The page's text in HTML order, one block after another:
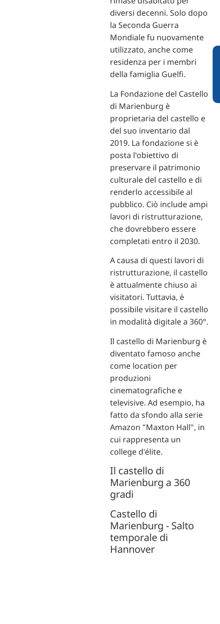
diversi decenni. Solo dopo
la Seconda Guerra
Mondiale fu nuovamente
utilizzato, anche come
residenza per i membri
della famiglia Guelfi.
La Fondazione del Castello
di Marienburg è
proprietaria del castello e
del suo inventario dal
2019. La fondazione si è
posta l'obiettivo di
preservare il patrimonio
culturale del castello e di
renderlo accessibile al
pubblico. Ciò include ampi
lavori di ristrutturazione,
che dovrebbero essere
completati entro il 2030.
A causa di questi lavori di
ristrutturazione, il castello
è attualmente chiuso ai
visitatori. Tuttavia, è
possibile visitare il castello
in modalità digitale a 360°.
Il castello di Marienburg è
diventato famoso anche
come location per
produzioni
cinematografiche e
televisive. Ad esempio, ha
fatto da sfondo alla serie
Amazon "Maxton Hall", in
cui rappresenta un
college d'élite.
Il castello di
Marienburg a 360
gradi
Castello di
Marienburg - Salto
temporale di
Hannover